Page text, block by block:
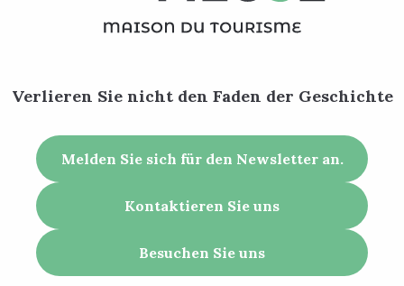
Verlieren Sie nicht den Faden der Geschichte
Melden Sie sich für den Newsletter an.
Kontaktieren Sie uns
Besuchen Sie uns